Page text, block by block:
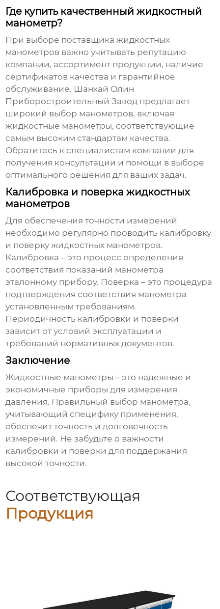
Где купить качественный жидкостный
манометр?
При выборе поставщикажидкостных
манометров важно учитывать репутацию
компании, ассортимент продукции, наличие
сертификатов качества и гарантийное
обслуживание. Шанхай Олин
Приборостроительный Завод предлагает
широкий выбор манометров, включая
жидкостные манометры, соответствующие
самым высоким стандартам качества.
Обратитесь к специалистам компании для
получения консультации и помощи в выборе
оптимального решения для ваших задач.
Калибровка и поверка жидкостных
манометров
Для обеспечения точности измерений
необходимо регулярно проводить калибровку
и поверку жидкостных манометров.
Калибровка – это процесс определения
соответствия показаний манометра
эталонному прибору. Поверка – это процедура
подтверждения соответствия манометра
установленным требованиям.
Периодичность калибровки и поверки
зависит от условий эксплуатации и
требований нормативных документов.
Заключение
Жидкостные манометры – это надежные и
экономичные приборы для измерения
давления. Правильный выбор манометра,
учитывающий специфику применения,
обеспечит точность и долговечность
измерений. Не забудьте о важности
калибровки и поверки для поддержания
высокой точности.
Соответствующая
Продукция